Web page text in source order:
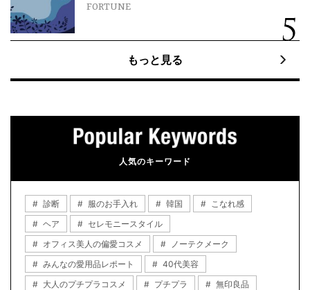
FORTUNE
もっと見る
人気のキーワード
診断 服のお手入れ 韓国
こなれ感
ヘア
セレモニースタイル
オフィス美人の偏愛コスメ
ノーテクメーク
みんなの愛用品レポート
40代美容
大人のプチプラコスメ
プチプラ
無印良品